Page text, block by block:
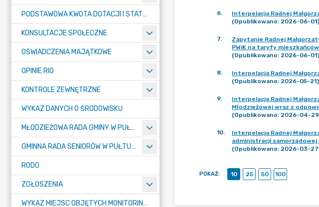
PODSTAWOWA KWOTA DOTACJI I STATYSTYCZNA LICZBA UCZNIÓW
KONSULTACJE SPOŁECZNE
OŚWIADCZENIA MAJĄTKOWE
OPINIE RIO
KONTROLE ZEWNĘTRZNE
WYKAZ DANYCH O ŚRODOWISKU
MŁODZIEŻOWA RADA GMINY W PUŁTUSKU
GMINNA RADA SENIORÓW W PUŁTUSKU
RODO
ZGŁOSZENIA
WYKAZ MIEJSC OBJĘTYCH MONITORINGIEM
6.
Interpelacja Radnej
(Opublikowano: 2026-06-01)
7.
Zapytanie Radnej
PWiK na taryfy mieszkańców
(Opublikowano: 2026-06-01)
8.
Interpelacja Radnej
(Opublikowano: 2026-05-21)
9.
Interpelacja Radnej
Młodzieżowej wraz z
(Opublikowano: 2026-04-
10.
Interpelacja Radnej
administracji samorządowej
(Opublikowano: 2026-03-
POKAŻ: 10 25 50 100